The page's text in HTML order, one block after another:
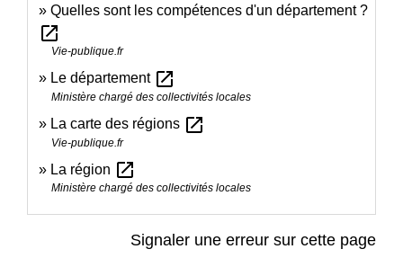
Quelles sont les compétences d'un département ?
open_in_new
Vie-publique.fr
Le département open_in_new
Ministère chargé des collectivités locales
La carte des régions open_in_new
Vie-publique.fr
La région open_in_new
Ministère chargé des collectivités locales
Signaler une erreur sur cette page